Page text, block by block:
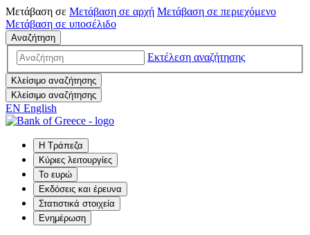
Μετάβαση σε Μετάβαση σε αρχή Μετάβαση σε περιεχόμενο
Μετάβαση σε υποσέλιδο
Αναζήτηση
Εκτέλεση αναζήτησης
Κλείσιμο αναζήτησης
Κλείσιμο αναζήτησης
EN English
Η Τράπεζα
Κύριες λειτουργίες
Το ευρώ
Εκδόσεις και έρευνα
Στατιστικά στοιχεία
Ενημέρωση